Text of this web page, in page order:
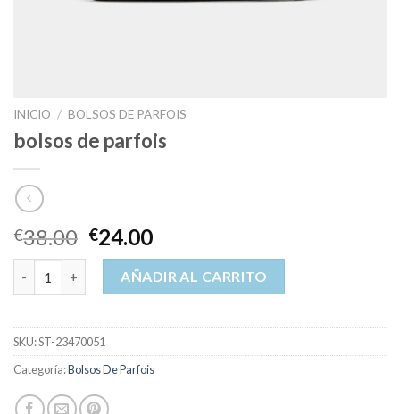
INICIO / BOLSOS DE PARFOIS
bolsos de parfois
€38.00 €24.00
bolsos de parfois cantidadAÑADIR AL CARRITO
SKU:ST-23470051
Categoría:Bolsos De Parfois